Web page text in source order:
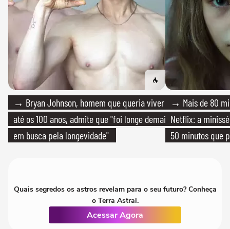
→ Bryan Johnson, homem que queria viver
até os 100 anos, admite que "foi longe demais
em busca pela longevidade"
→ Mais de 80
Netflix: a
50 minutos que
Quais segredos os astros revelam para o seu futuro? Conheça
o Terra Astral.
Acessar Agora